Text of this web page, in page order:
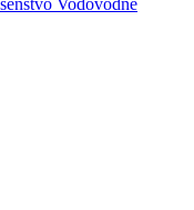
Vodovodné